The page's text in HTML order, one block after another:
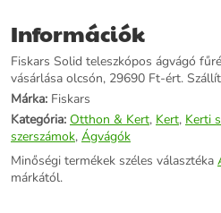
Információk
Fiskars Solid teleszkópos ágvágó
vásárlása olcsón, 29690 Ft-ért.
Márka: Fiskars
Kategória: Otthon & Kert, Kert, Kerti
szerszámok, Ágvágók
Minőségi termékek széles választéka
márkától.